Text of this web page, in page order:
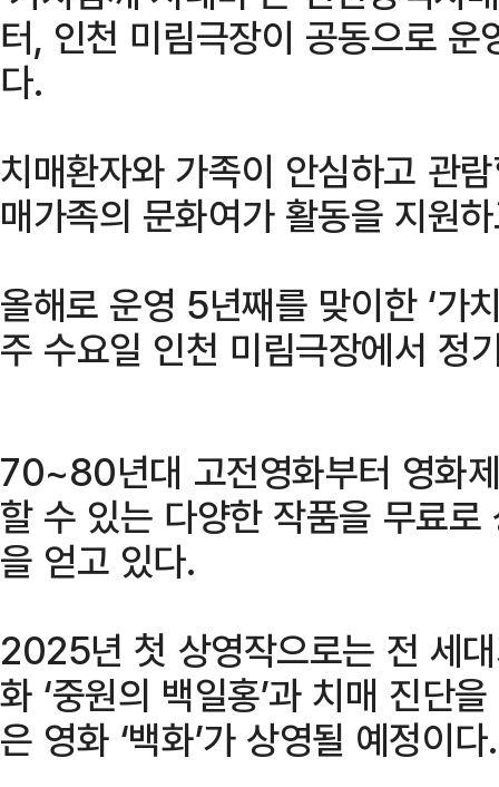
터, 인천 미림극장이 공동으로
다.
치매환자와 가족이 안심하고 관
매가족의 문화여가 활동을 지원
올해로 운영 5년째를 맞이한 ‘가
주 수요일 인천 미림극장에서 정
70~80년대 고전영화부터 영화
할 수 있는 다양한 작품을 무료
을 얻고 있다.
2025년 첫 상영작으로는 전 세
화 ‘중원의 백일홍’과 치매 진단
은 영화 ‘백화’가 상영될 예정이다.